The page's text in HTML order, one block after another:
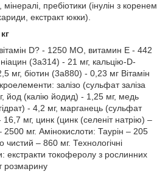
мінералі, пребіотики (інулін з коренем
екстракт юкки).
D? - 1250 МО, витамин Е - 442
(3а314) - 21 мг, кальцію-D-
мг, біотин (3а880) - 0,23 мг Вітамін
залізо (сульфат заліза
йод (калію йодид) - 1,25 мг, медь
- 4,2 мг, марганець (сульфат
мг, цинк (цинк (селеніт натрію) –
2500 мг. Амінокислоти: Таурін – 205
чистий – 860 мг. Технологічні
екстракти токоферолу з рослинних
розмарину